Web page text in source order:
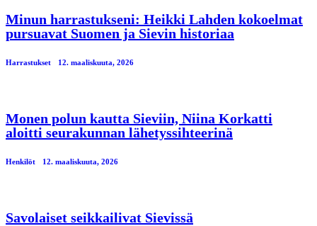
Minun harrastukseni: Heikki Lahden kokoelmat
pursuavat Suomen ja Sievin historiaa
Harrastukset 12. maaliskuuta, 2026
Monen polun kautta Sieviin, Niina Korkatti
aloitti seurakunnan lähetyssihteerinä
Henkilöt 12. maaliskuuta, 2026
Savolaiset seikkailivat Sievissä